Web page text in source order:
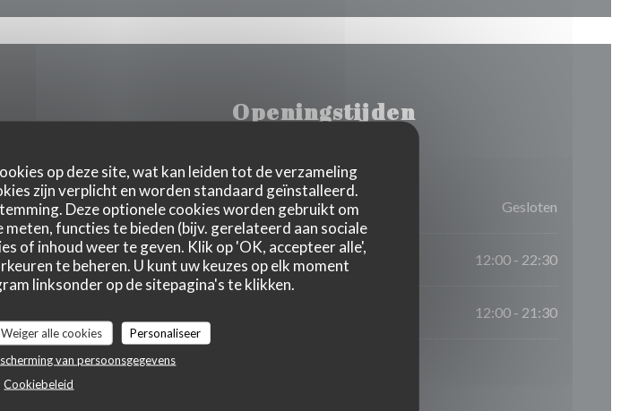
op deze site, wat kan leiden tot de verzameling
zijn verplicht en worden standaard geïnstalleerd.
Deze optionele cookies worden gebruikt om
functies te bieden (bijv. gerelateerd aan sociale
of inhoud weer te geven. Klik op 'OK, accepteer alle',
te beheren. U kunt uw keuzes op elk moment
linksonder op de sitepagina's te klikken.
Weiger alle cookies
Personaliseer
van persoonsgegevens
Cookiebeleid
Openingstijden
Maa-Woe Gesloten
Don- Zat 12:00 - 22:30
12:00 - 21:30